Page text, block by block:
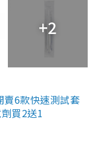
+2
賣6款快速測試套
買2送1